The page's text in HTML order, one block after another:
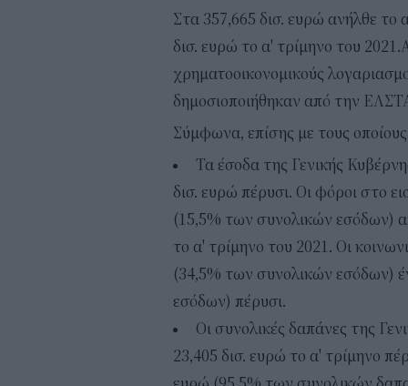
Στα 357,665 δισ. ευρώ ανήλθε το
δισ. ευρώ το α' τρίμηνο του
χρηματοοικονομικούς
δημοσιοποιήθηκαν από την
Σύμφωνα, επίσης με τους
Τα έσοδα της Γενικής
δισ. ευρώ πέρυσι. Οι φόροι στο
(15,5% των συνολικών εσόδων)
το α' τρίμηνο του 2021. Οι
(34,5% των συνολικών εσόδων)
εσόδων) πέρυσι.
Οι συνολικές δαπάνες της
23,405 δισ. ευρώ το α' τρίμηνο